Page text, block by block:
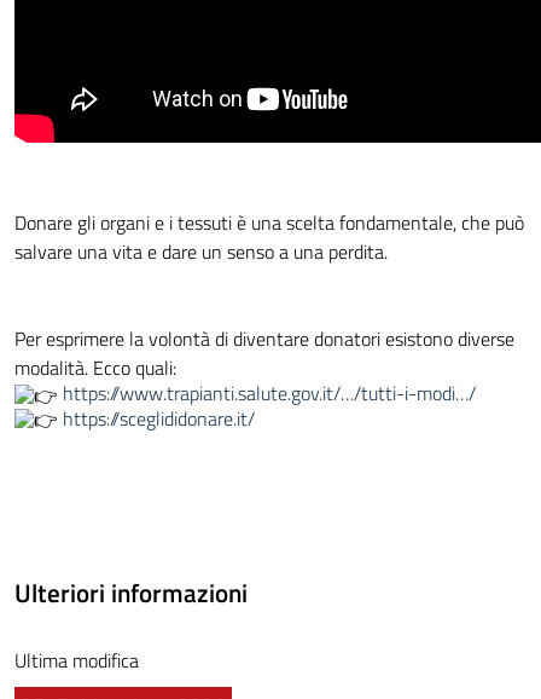
Donare gli organi e i tessuti è una scelta fondamentale, che può
salvare una vita e dare un senso a una perdita.
Per esprimere la volontà di diventare donatori esistono diverse
modalità. Ecco quali:
https://www.trapianti.salute.gov.it/…/tutti-i-modi…/
https://sceglididonare.it/
Ulteriori informazioni
Ultima modifica